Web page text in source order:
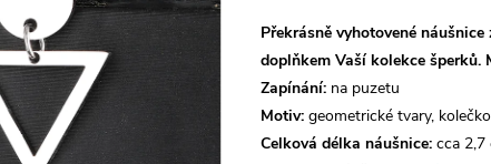
Překrásně vyhotovené
doplňkem Vaší kolekce šperků.
Zapínání: na puzetu
Motiv: geometrické tvary,
Celková délka náušnice: cca 2,7